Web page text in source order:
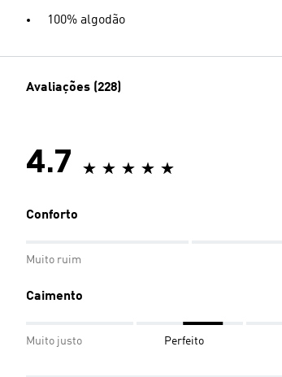
100% algodão
Avaliações (228)
4.7
Conforto
Muito ruim
Caimento
Muito justo Perfeito